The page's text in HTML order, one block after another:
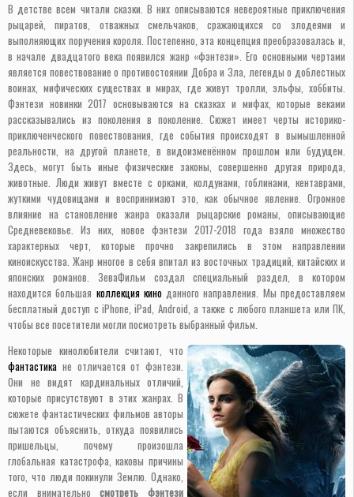
В детстве всем читали сказки. В них описываются невероятные приключения
рыцарей, пиратов, отважных смельчаков, сражающихся со злодеями и
выполняющих поручения короля. Постепенно, эта концепция преобразовалась и,
в начале двадцатого века появился жанр «фэнтези». Его основными чертами
является повествование о противостоянии Добра и Зла, легенды о доблестных
воинах, мифических существах и мирах, где живут тролли, эльфы, хоббиты.
Фэнтези новинки 2017 основываются на сказках и мифах, которые веками
рассказывались из поколения в поколение. Сюжет имеет черты историко-
приключенческого повествования, где события происходят в вымышленной
реальности, на другой планете, в видоизменённом прошлом или будущем.
Здесь, могут быть иные физические законы, совершенно другая природа,
животные. Люди живут вместе с орками, колдунами, гоблинами, кентаврами,
жуткими чудовищами и воспринимают это, как обычное явление. Огромное
влияние на становление жанра оказали рыцарские романы, описывающие
Средневековье. Из них, новое фэнтези 2017-2018 года взяло множество
характерных черт, которые прочно закрепились в этом направлении
киноискусства. Жанр многое в себя впитал из восточных традиций, китайских и
японских романов. ЗеваФильм создал специальный раздел, в котором
находится большая коллекция киноданного направления. Мы предоставляем
бесплатный доступ с iPhone, iPad, Android, а также с любого планшета или ПК,
чтобы все посетители могли посмотреть выбранный фильм.
Некоторые кинолюбители считают, что
фантастика не отличается от фэнтези.
Они не видят кардинальных отличий,
которые присутствуют в этих жанрах. В
сюжете фантастических фильмов авторы
пытаются объяснить, откуда появились
пришельцы, почему произошла
глобальная катастрофа, каковы причины
того, что люди покинули Землю. Однако,
если внимательносмотреть фэнтези